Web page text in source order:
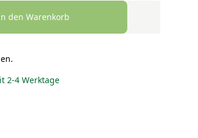
den Warenkorb
2-4 Werktage